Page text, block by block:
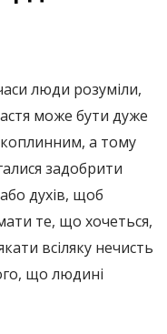
люди розуміли,
може бути дуже
а тому
задобрити
духів, щоб
те, що хочеться,
всіляку нечисть
що людині